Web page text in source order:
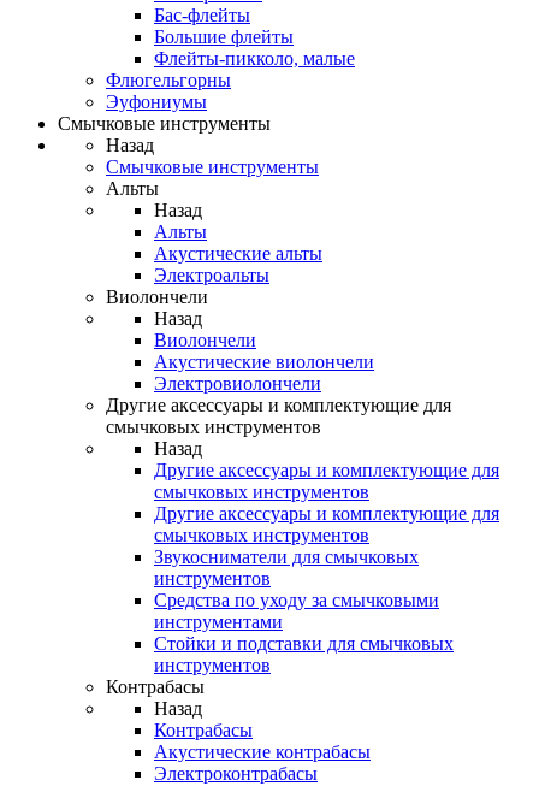
Бас-флейты
Большие флейты
Флейты-пикколо, малые
Флюгельгорны
Эуфониумы
Смычковые инструменты
Назад
Смычковые инструменты
Альты
Назад
Альты
Акустические альты
Электроальты
Виолончели
Назад
Виолончели
Акустические виолончели
Электровиолончели
Другие аксессуары и комплектующие для
смычковых инструментов
Назад
Другие аксессуары и комплектующие для
смычковых инструментов
Другие аксессуары и комплектующие для
смычковых инструментов
Звукосниматели для смычковых
инструментов
Средства по уходу за смычковыми
инструментами
Стойки и подставки для смычковых
инструментов
Контрабасы
Назад
Контрабасы
Акустические контрабасы
Электроконтрабасы